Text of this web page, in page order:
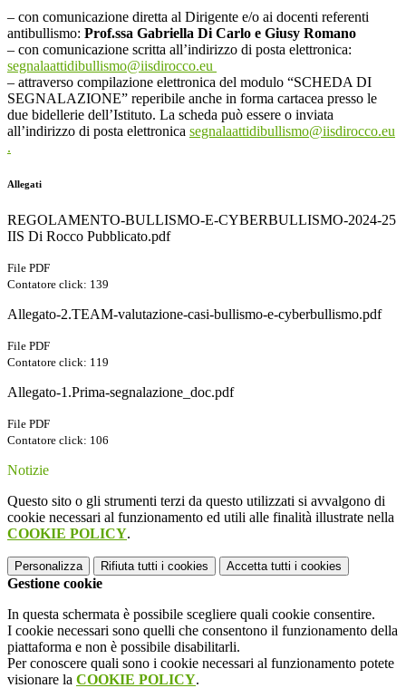
– con comunicazione diretta al Dirigente e/o ai docenti referenti
antibullismo: Prof.ssa Gabriella Di Carlo e Giusy Romano
– con comunicazione scritta all’indirizzo di posta elettronica:
segnalaattidibullismo@iisdirocco.eu
– attraverso compilazione elettronica del modulo “SCHEDA DI
SEGNALAZIONE” reperibile anche in forma cartacea presso le
due bidellerie dell’Istituto. La scheda può essere o inviata
all’indirizzo di posta elettronica segnalaattidibullismo@iisdirocco.eu
.
Allegati
REGOLAMENTO-BULLISMO-E-CYBERBULLISMO-2024-25
IIS Di Rocco Pubblicato.pdf
File PDF
Contatore click: 139
Allegato-2.TEAM-valutazione-casi-bullismo-e-cyberbullismo.pdf
File PDF
Contatore click: 119
Allegato-1.Prima-segnalazione_doc.pdf
File PDF
Contatore click: 106
Notizie
Questo sito o gli strumenti terzi da questo utilizzati si avvalgono di
cookie necessari al funzionamento ed utili alle finalità illustrate nella
COOKIE POLICY.
Personalizza Rifiuta tutti i cookies Accetta tutti i cookies
Gestione cookie
In questa schermata è possibile scegliere quali cookie consentire.
I cookie necessari sono quelli che consentono il funzionamento della
piattaforma e non è possibile disabilitarli.
Per conoscere quali sono i cookie necessari al funzionamento potete
visionare la COOKIE POLICY.